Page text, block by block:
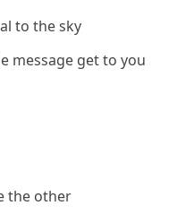
to the sky
message get to you
the other